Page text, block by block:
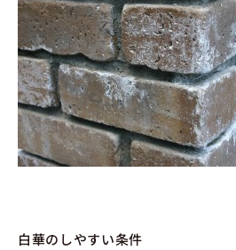
白華のしやすい条件